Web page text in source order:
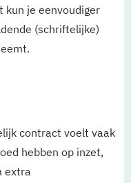
kun je eenvoudiger
(schriftelijke)
contract voelt vaak
hebben op inzet,
extra